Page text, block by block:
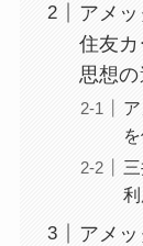
アメ
住友
思想
アメ